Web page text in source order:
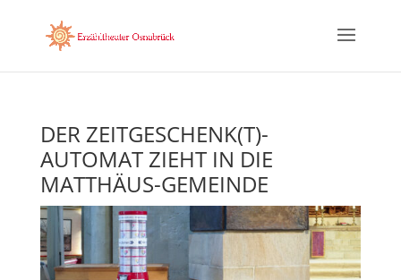
DER ZEITGESCHENK(T)-
AUTOMAT ZIEHT IN DIE
MATTHÄUS-GEMEINDE